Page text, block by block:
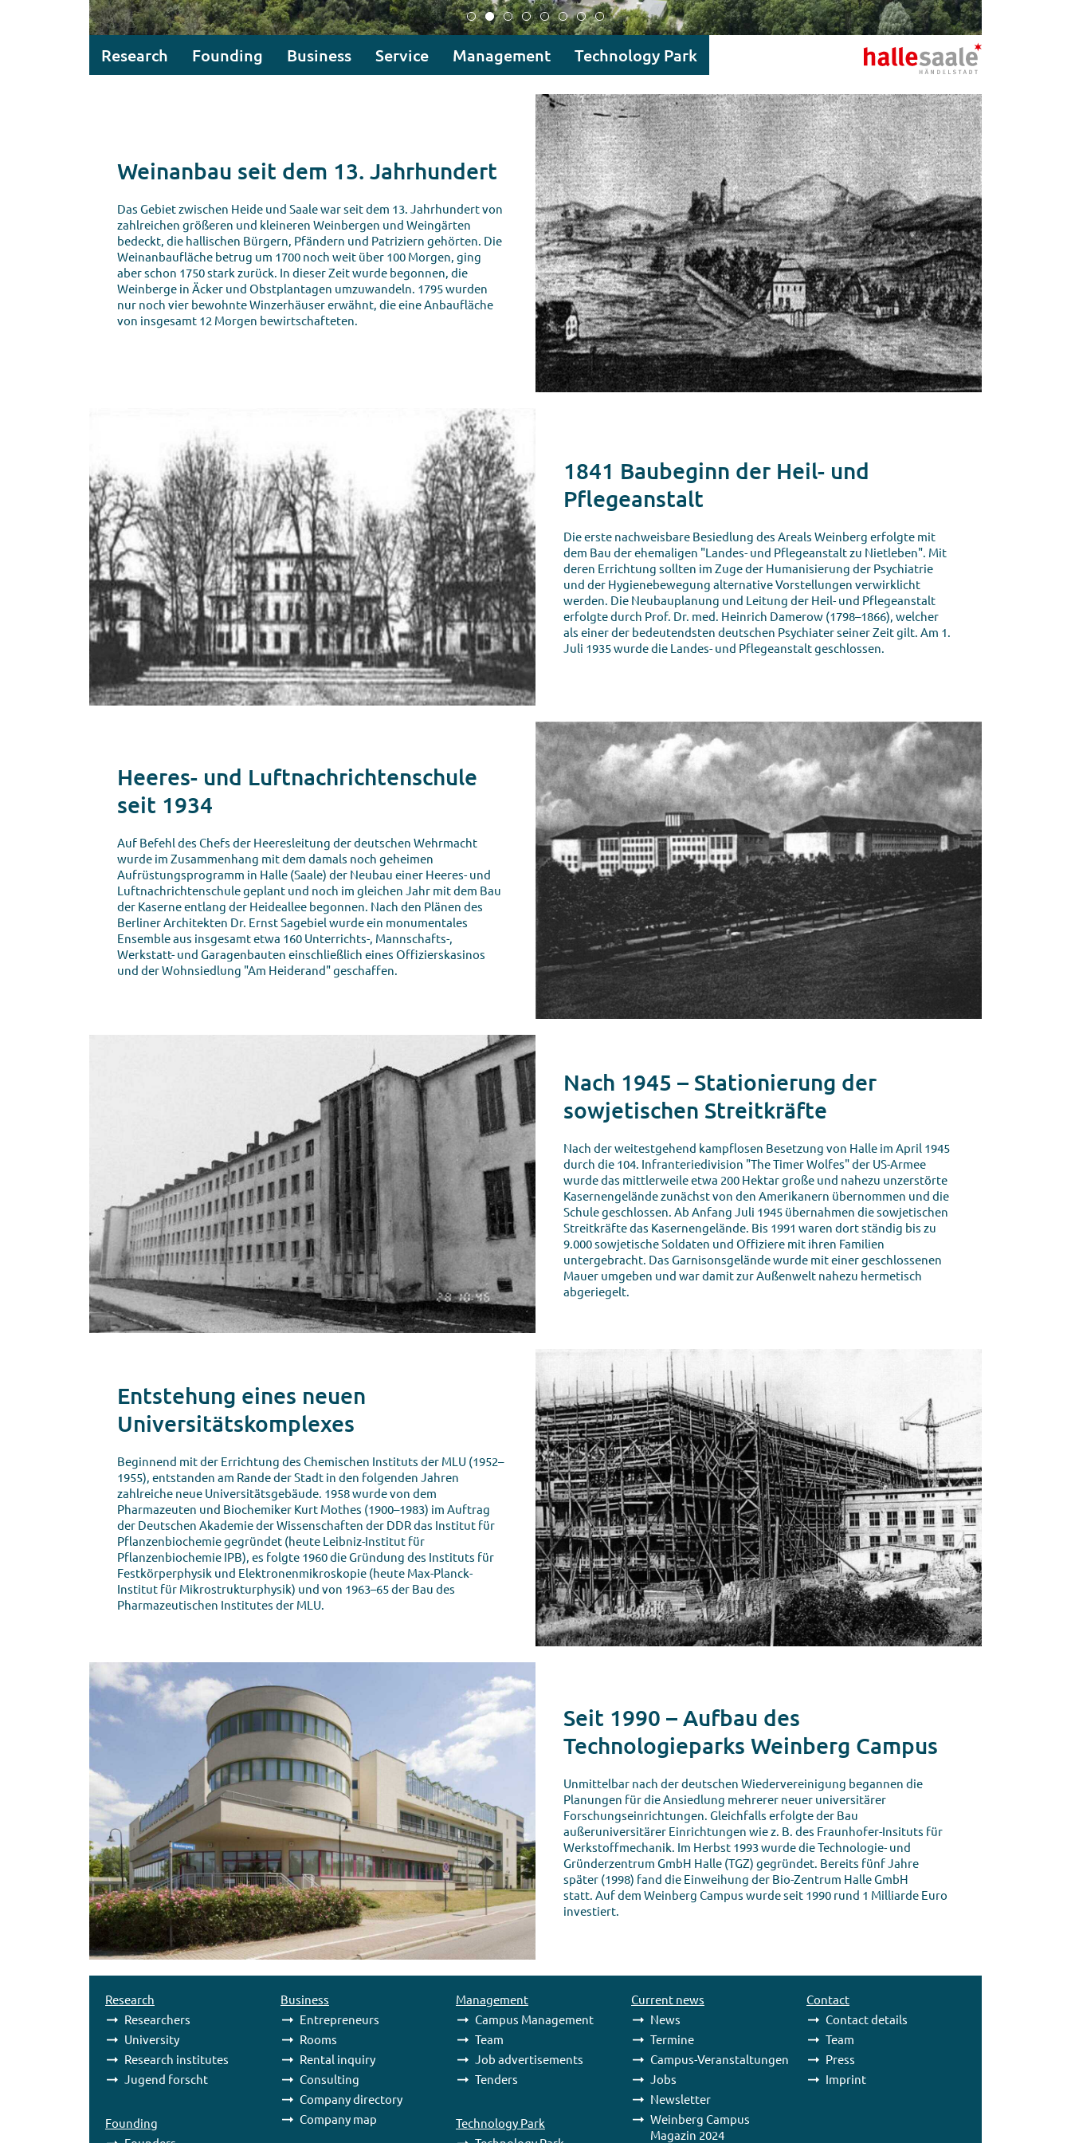
Research Founding Business Service Management Technology Park
Weinanbau seit dem 13. Jahrhundert
Das Gebiet zwischen Heide und Saale war seit dem 13. Jahrhundert von
zahlreichen größeren und kleineren Weinbergen und Weingärten
bedeckt, die hallischen Bürgern, Pfändern und Patriziern gehörten. Die
Weinanbaufläche betrug um 1700 noch weit über 100 Morgen, ging
aber schon 1750 stark zurück. In dieser Zeit wurde begonnen, die
Weinberge in Äcker und Obstplantagen umzuwandeln. 1795 wurden
nur noch vier bewohnte Winzerhäuser erwähnt, die eine Anbaufläche
von insgesamt 12 Morgen bewirtschafteten.
1841 Baubeginn der Heil- und
Pflegeanstalt
Die erste nachweisbare Besiedlung des Areals Weinberg erfolgte mit
dem Bau der ehemaligen "Landes- und Pflegeanstalt zu Nietleben". Mit
deren Errichtung sollten im Zuge der Humanisierung der Psychiatrie
und der Hygienebewegung alternative Vorstellungen verwirklicht
werden. Die Neubauplanung und Leitung der Heil- und Pflegeanstalt
erfolgte durch Prof. Dr. med. Heinrich Damerow (1798–1866), welcher
als einer der bedeutendsten deutschen Psychiater seiner Zeit gilt. Am 1.
Juli 1935 wurde die Landes- und Pflegeanstalt geschlossen.
Heeres- und Luftnachrichtenschule
seit 1934
Auf Befehl des Chefs der Heeresleitung der deutschen Wehrmacht
wurde im Zusammenhang mit dem damals noch geheimen
Aufrüstungsprogramm in Halle (Saale) der Neubau einer Heeres- und
Luftnachrichtenschule geplant und noch im gleichen Jahr mit dem Bau
der Kaserne entlang der Heideallee begonnen. Nach den Plänen des
Berliner Architekten Dr. Ernst Sagebiel wurde ein monumentales
Ensemble aus insgesamt etwa 160 Unterrichts-, Mannschafts-,
Werkstatt- und Garagenbauten einschließlich eines Offizierskasinos
und der Wohnsiedlung "Am Heiderand" geschaffen.
Nach 1945 – Stationierung der
sowjetischen Streitkräfte
Nach der weitestgehend kampflosen Besetzung von Halle im April 1945
durch die 104. Infranteriedivision "The Timer Wolfes" der US-Armee
wurde das mittlerweile etwa 200 Hektar große und nahezu unzerstörte
Kasernengelände zunächst von den Amerikanern übernommen und die
Schule geschlossen. Ab Anfang Juli 1945 übernahmen die sowjetischen
Streitkräfte das Kasernengelände. Bis 1991 waren dort ständig bis zu
9.000 sowjetische Soldaten und Offiziere mit ihren Familien
untergebracht. Das Garnisonsgelände wurde mit einer geschlossenen
Mauer umgeben und war damit zur Außenwelt nahezu hermetisch
abgeriegelt.
Entstehung eines neuen
Universitätskomplexes
Beginnend mit der Errichtung des Chemischen Instituts der MLU (1952–
1955), entstanden am Rande der Stadt in den folgenden Jahren
zahlreiche neue Universitätsgebäude. 1958 wurde von dem
Pharmazeuten und Biochemiker Kurt Mothes (1900–1983) im Auftrag
der Deutschen Akademie der Wissenschaften der DDR das Institut für
Pflanzenbiochemie gegründet (heute Leibniz-Institut für
Pflanzenbiochemie IPB), es folgte 1960 die Gründung des Instituts für
Festkörperphysik und Elektronenmikroskopie (heute Max-Planck-
Institut für Mikrostrukturphysik) und von 1963–65 der Bau des
Pharmazeutischen Institutes der MLU.
Seit 1990 – Aufbau des
Technologieparks Weinberg Campus
Unmittelbar nach der deutschen Wiedervereinigung begannen die
Planungen für die Ansiedlung mehrerer neuer universitärer
Forschungseinrichtungen. Gleichfalls erfolgte der Bau
außeruniversitärer Einrichtungen wie z. B. des Fraunhofer-Insituts für
Werkstoffmechanik. Im Herbst 1993 wurde die Technologie- und
Gründerzentrum GmbH Halle (TGZ) gegründet. Bereits fünf Jahre
später (1998) fand die Einweihung der Bio-Zentrum Halle GmbH
statt. Auf dem Weinberg Campus wurde seit 1990 rund 1 Milliarde Euro
investiert.
Research
Researchers
University
Research institutes
Jugend forscht
Founding
Business
Entrepreneurs
Rooms
Rental inquiry
Consulting
Company directory
Company map
Management
Campus Management
Team
Job advertisements
Tenders
Technology Park
Current news
News
Termine
Campus-Veranstaltungen
Jobs
Newsletter
Weinberg Campus
Magazin 2024
Contact
Contact details
Team
Press
Imprint